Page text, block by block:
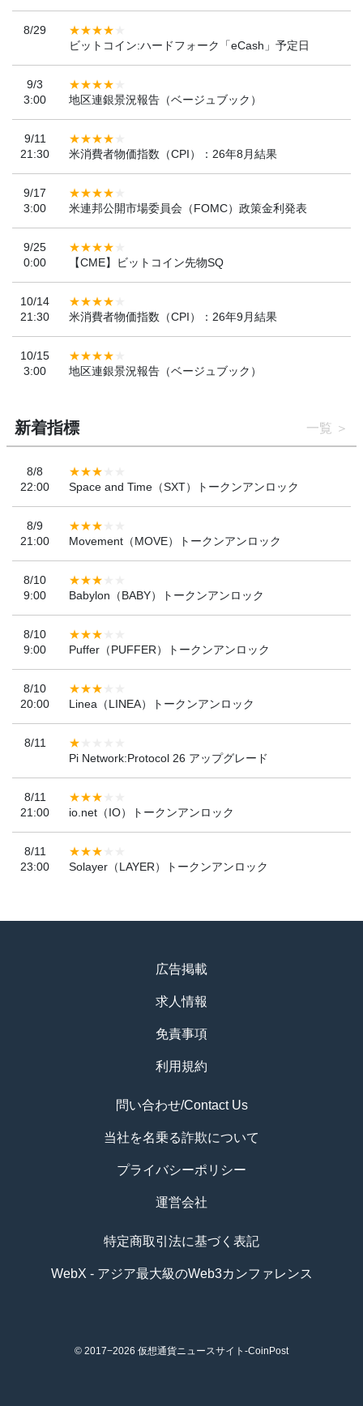
8/29
ビットコイン:ハードフォーク「eCash」予定日
9/3
3:00
地区連銀景況報告（ベージュブック）
9/11
21:30
米消費者物価指数（CPI）：26年8月結果
9/17
3:00
米連邦公開市場委員会（FOMC）政策金利発表
9/25
0:00
【CME】ビットコイン先物SQ
10/14
21:30
米消費者物価指数（CPI）：26年9月結果
10/15
3:00
地区連銀景況報告（ベージュブック）
新着指標 一覧
8/8
22:00
Space and Time（SXT）トークンアンロック
8/9
21:00
Movement（MOVE）トークンアンロック
8/10
9:00
Babylon（BABY）トークンアンロック
8/10
9:00
Puffer（PUFFER）トークンアンロック
8/10
20:00
Linea（LINEA）トークンアンロック
8/11
Pi Network:Protocol 26 アップグレード
8/11
21:00
io.net（IO）トークンアンロック
8/11
23:00
Solayer（LAYER）トークンアンロック
広告掲載
求人情報
免責事項
利用規約
問い合わせ/Contact Us
当社を名乗る詐欺について
プライバシーポリシー
運営会社
特定商取引法に基づく表記
WebX - アジア最大級のWeb3カンファレンス
© 2017−2026 仮想通貨ニュースサイト-CoinPost